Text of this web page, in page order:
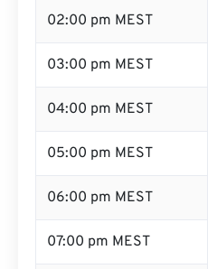
02:00 pm MEST
03:00 pm MEST
04:00 pm MEST
05:00 pm MEST
06:00 pm MEST
07:00 pm MEST